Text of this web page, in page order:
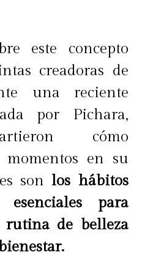
este concepto
creadoras de
una reciente
por Pichara,
cómo
momentos en su
son los hábitos
esenciales para
de belleza